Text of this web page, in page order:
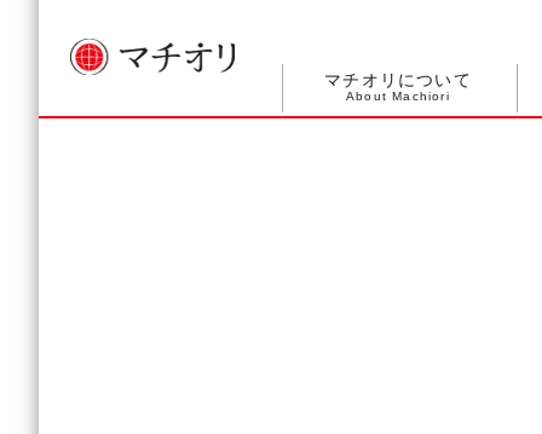
マチオリについて
About Machiori